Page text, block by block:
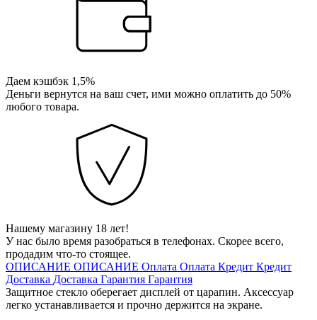
Даем кэшбэк 1,5%
Деньги вернутся на ваш счет, ими можно оплатить до 50%
любого товара.
Нашему магазину 18 лет!
У нас было время разобраться в телефонах. Скорее всего,
продадим что-то стоящее.
ОПИСАНИЕ ОПИСАНИЕ Оплата Оплата Кредит Кредит
Доставка Доставка Гарантия Гарантия
Защитное стекло оберегает дисплей от царапин. Аксессуар
легко устанавливается и прочно держится на экране.